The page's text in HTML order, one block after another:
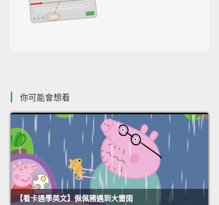
你可能會想看
【看卡通學英文】佩佩豬遇到大雷雨